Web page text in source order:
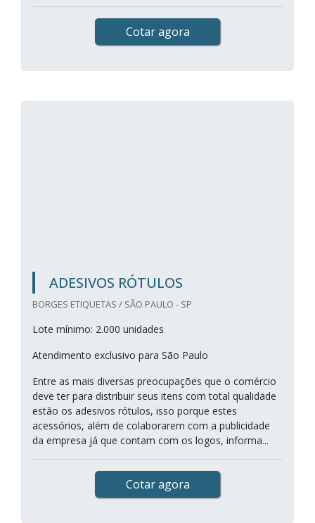
Cotar agora
ADESIVOS RÓTULOS
BORGES ETIQUETAS / SÃO PAULO - SP
Lote mínimo: 2.000 unidades
Atendimento exclusivo para São Paulo
Entre as mais diversas preocupações que o comércio
deve ter para distribuir seus itens com total qualidade
estão os adesivos rótulos, isso porque estes
acessórios, além de colaborarem com a publicidade
da empresa já que contam com os logos, informa...
Cotar agora